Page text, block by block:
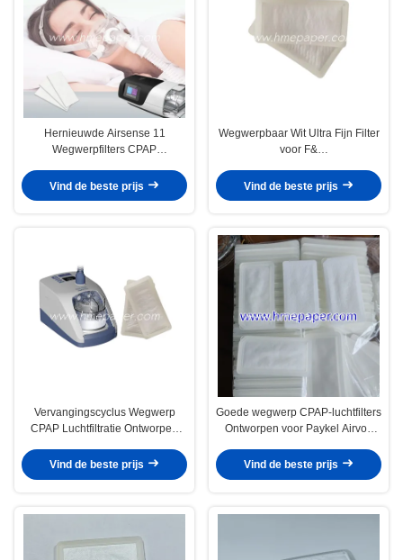
Hernieuwde Airsense 11
Wegwerpfilters CPAP
Vind de beste prijs
Wegwerpbaar Wit Ultra Fijn Filter
voor F&
CPAP Machine
Vind de beste prijs
Vervangingscyclus Wegwerp
CPAP Luchtfiltratie Ontworpen
PT101AZ CPAP Machine die
Vind de beste prijs
Goede wegwerp CPAP-luchtfilters
Ontworpen voor Paykel Airvo2
machine Zorgen voor consistente
Vind de beste prijs